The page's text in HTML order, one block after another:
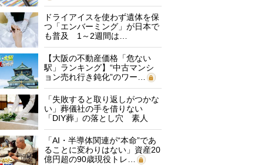
ドライアイスを使わず遺体を保
つ「エンバーミング」が日本で
も普及 1～2週間は…
【大阪の不動産価格「危ない
駅」ランキング】“中古マンシ
ョン売れ行き鈍化”のワー…
「失敗すると取り返しがつかな
い」葬儀社の手を借りない
「DIY葬」の落とし穴 素人
に…
「AI・半導体関連が“本命”であ
ることに変わりはない」資産20
億円超の90歳現役トレ…